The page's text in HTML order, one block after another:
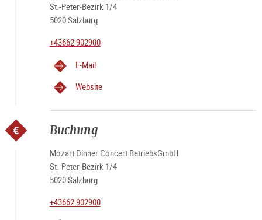
St.-Peter-Bezirk 1/4
5020 Salzburg
+43662 902900
E-Mail
Website
Buchung
Mozart Dinner Concert BetriebsGmbH
St.-Peter-Bezirk 1/4
5020 Salzburg
+43662 902900